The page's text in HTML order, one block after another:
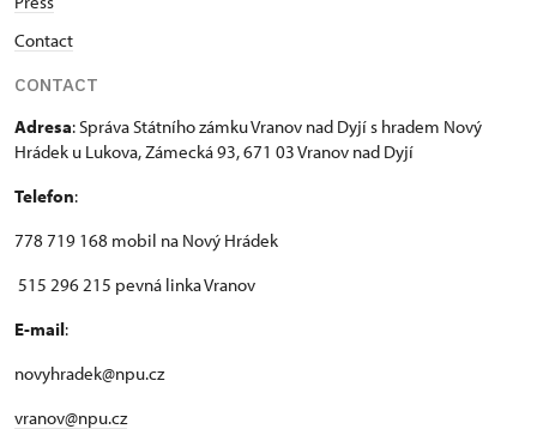
Contact
CONTACT
Adresa: Správa Státního zámku Vranov nad Dyjí s hradem Nový
Hrádek u Lukova, Zámecká 93, 671 03 Vranov nad Dyjí
Telefon:
778 719 168 mobil na Nový Hrádek
515 296 215 pevná linka Vranov
E-mail:
novyhradek@npu.cz
vranov@npu.cz